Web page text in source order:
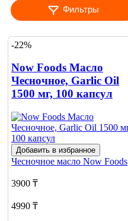
Фильтры
-22%
Now Foods Масло
Чесночное, Garlic Oil
1500 мг, 100 капсул
Добавить в избранное
Чесночное масло Now Foods
3900 ₸
4990 ₸